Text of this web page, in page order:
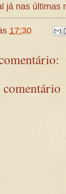
já nas últimas
17:30
comentário